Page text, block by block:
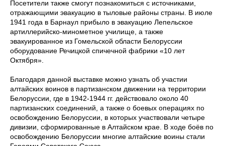
Посетители также смогут познакомиться с источниками,
отражающими эвакуацию в тыловые районы страны. В июле
1941 года в Барнаул прибыло в эвакуацию Лепельское
артиллерийско-минометное училище, а также
эвакуированное из Гомельской области Белоруссии
оборудование Речицкой спичечной фабрики «10 лет
Октября».
Благодаря данной выставке можно узнать об участии
алтайских воинов в партизанском движении на территории
Белоруссии, где в 1942-1944 гг. действовало около 40
партизанских соединений, а также о боевых операциях по
освобождению Белоруссии, в которых участвовали четыре
дивизии, сформированные в Алтайском крае. В ходе боёв по
освобождению Белоруссии многие алтайские воины стали